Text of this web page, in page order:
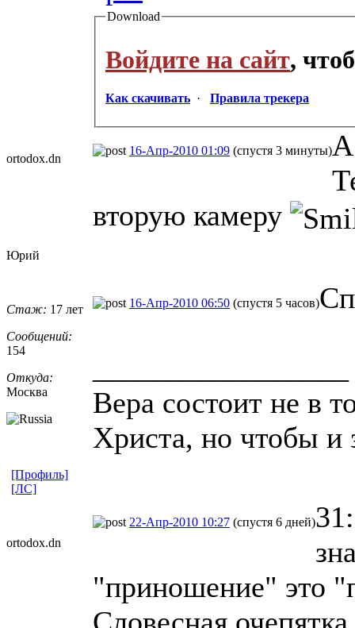
Download
Войдите на сайт,
Как скачивать · Правила трекера
ortodox.dn
16-Апр-2010 01:09 (спустя 3 минуты)
вторую камеру
Юрий
Стаж: 17 лет
Сообщений:
154
Откуда:
Москва
16-Апр-2010 06:50 (спустя 5 часов)
Вера состоит не в
Христа, но чтобы и
[Профиль]
[ЛС]
ortodox.dn
22-Апр-2010 10:27 (спустя 6 дней)
"приношение" это